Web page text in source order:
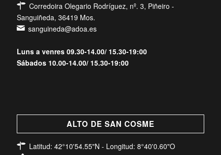
Corredoira Olegario Rodríguez, nº. 3, Piñeiro -
Sanguiñeda, 36419 Mos.
sanguineda@adoa.es
Luns a venres 09.30-14.00/ 15.30-19:00
Sábados 10.00-14.00/ 15.30-19:00
ALTO DE SAN COSME
Latitud: 42°10'54.55"N - Longitud: 8°40'0.60"O